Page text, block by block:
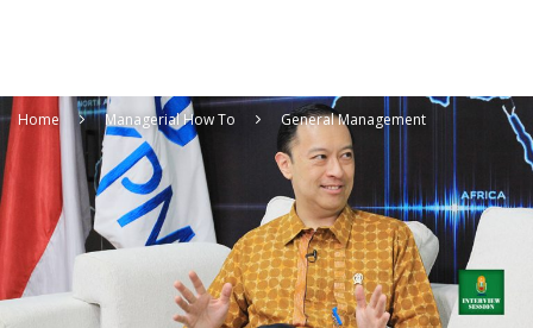
Home Managerial How To General Management